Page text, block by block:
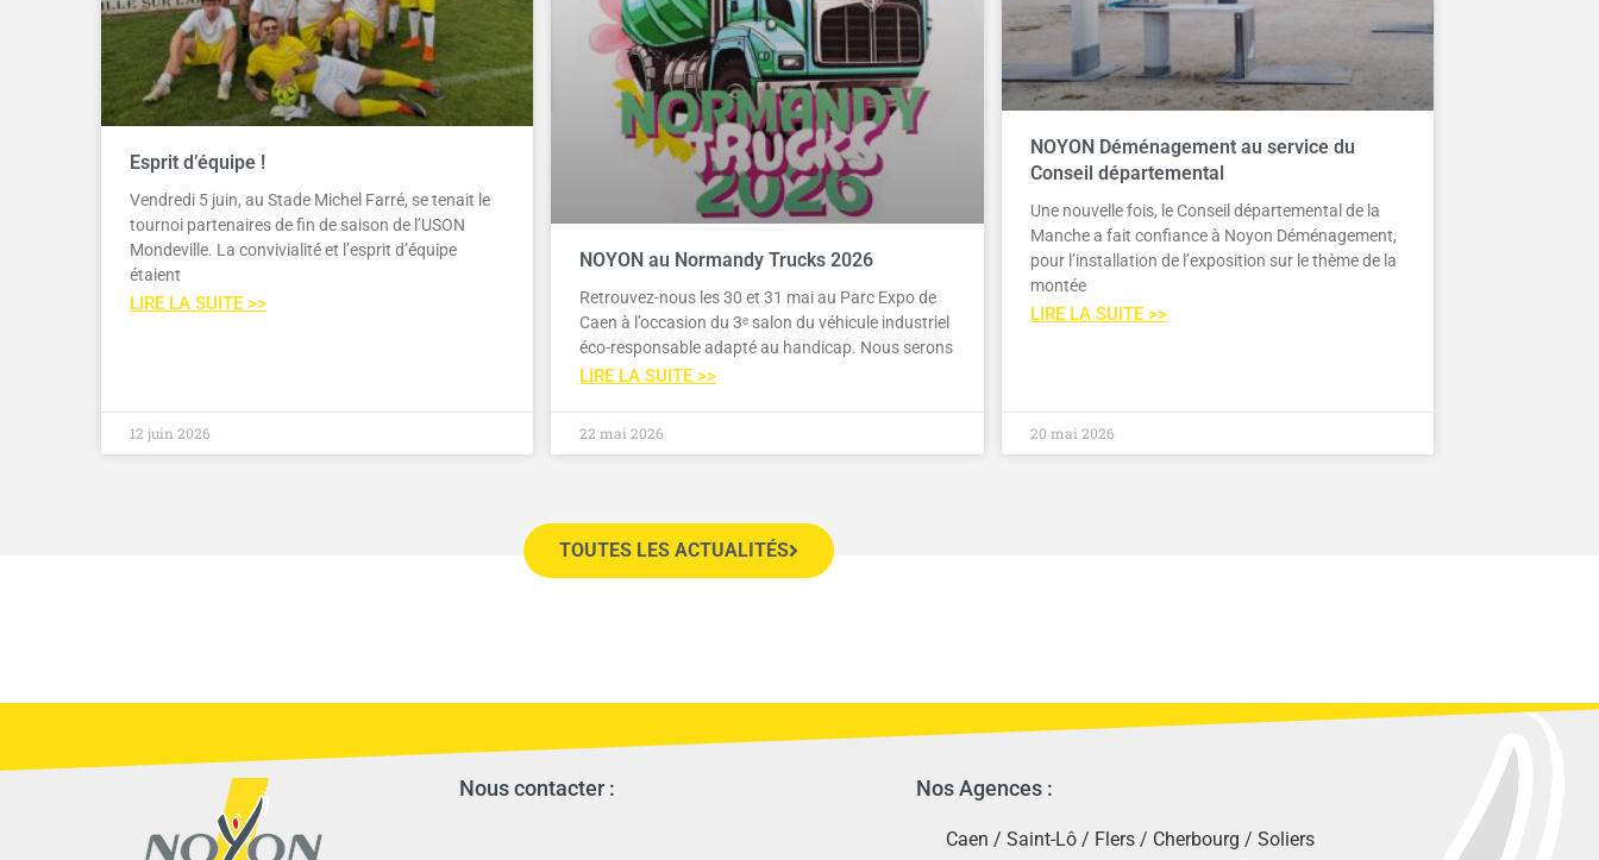
Esprit d’équipe !
Vendredi 5 juin, au Stade Michel Farré, se tenait le
tournoi partenaires de fin de saison de l’USON
Mondeville. La convivialité et l’esprit d’équipe
étaient
LIRE LA SUITE >>
12 juin 2026
NOYON au Normandy Trucks 2026
Retrouvez-nous les 30 et 31 mai au Parc Expo de
Caen à l’occasion du 3ᵉ salon du véhicule industriel
éco-responsable adapté au handicap. Nous serons
LIRE LA SUITE >>
22 mai 2026
NOYON Déménagement au service du
Conseil départemental
Une nouvelle fois, le Conseil départemental de la
Manche a fait confiance à Noyon Déménagement,
pour l’installation de l’exposition sur le thème de la
montée
LIRE LA SUITE >>
20 mai 2026
TOUTES LES ACTUALITÉS
Nous contacter : Nos Agences :
Caen / Saint-Lô/ Flers/ Cherbourg / Soliers